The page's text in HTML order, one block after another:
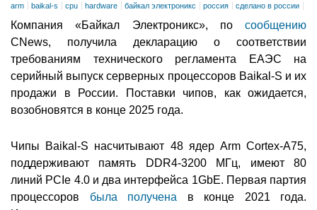
arm baikal-s cpu hardware байкал электроникс россия сделано в россии
Компания «Байкал Электроникс», по сообщению
CNews, получила декларацию о соответствии
требованиям технического регламента ЕАЭС на
серийный выпуск серверных процессоров Baikal-S и их
продажи в России. Поставки чипов, как ожидается,
возобновятся в конце 2025 года.
Чипы Baikal-S насчитывают 48 ядер Arm Cortex-A75,
поддерживают память DDR4-3200 МГц, имеют 80
линий PCIe 4.0 и два интерфейса 1GbE. Первая партия
процессоров была получена в конце 2021 года.